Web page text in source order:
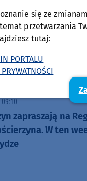
09:10
zapraszają na
W ten
się ze
przetwarzania
tutaj:
PORTALU